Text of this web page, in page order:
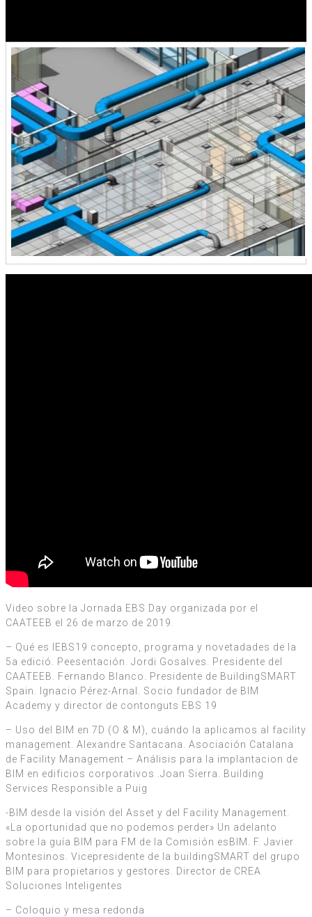
Video sobre la Jornada EBS Day organizada por el
CAATEEB el 26 de marzo de 2019.
– Qué es lEBS19 concepto, programa y novetadades de la
5a edició. Peesentación. Jordi Gosalves. Presidente del
CAATEEB. Fernando Blanco. Presidente de BuildingSMART
Spain. Ignacio Pérez-Arnal. Socio fundador de BIM
Academy y director de contonguts EBS 19
– Uso del BIM en 7D (O & M), cuándo la aplicamos al facility
management. Alexandre Santacana. Asociación Catalana
de Facility Management – Análisis para la implantacion de
BIM en edificios corporativos .Joan Sierra. Building
Services Responsible a Puig
-BIM desde la visión del Asset y del Facility Management.
«La oportunidad que no podemos perder» Un adelanto
sobre la guía BIM para FM de la Comisión esBIM. F. Javier
Montesinos. Vicepresidente de la buildingSMART del grupo
BIM para propietarios y gestores. Director de CREA
Soluciones Inteligentes
– Coloquio y mesa redonda